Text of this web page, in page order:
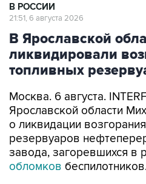
В РОССИИ
21:51, 6 августа 2026
В Ярославской
ликвидировали
топливных
Москва. 6 августа.
Ярославской области
о ликвидации
резервуаров
завода, загоревшихся в
обломков